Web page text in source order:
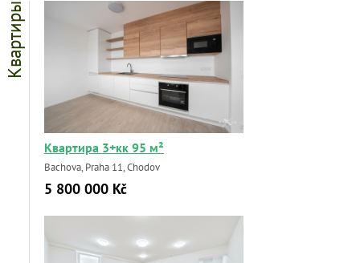
Квартиры
Квартира 3+кк 95 м²
Bachova, Praha 11, Chodov
5 800 000 Kč